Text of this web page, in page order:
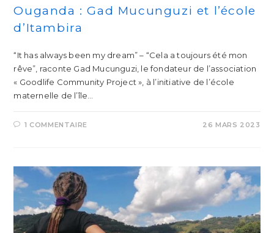
Ouganda : Gad Mucunguzi et l’école
d’Itambira
“It has always been my dream” – “Cela a toujours été mon
rêve”, raconte Gad Mucunguzi, le fondateur de l’association
« Goodlife Community Project », à l’initiative de l’école
maternelle de l’île…
1 COMMENTAIRE 26 MARS 2023